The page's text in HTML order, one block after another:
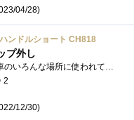
04/28)
ンドルショート CH818
プ外し
ドアの内張や、自動車のいろんな場所に使われているクリップ外しです。短い物の方が勝手が良いと思い買ってみました。 横から見ると先端に�...
2
12/30)